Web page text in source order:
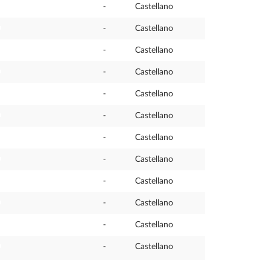
- Castellano
- Castellano
- Castellano
- Castellano
- Castellano
- Castellano
- Castellano
- Castellano
- Castellano
- Castellano
- Castellano
- Castellano